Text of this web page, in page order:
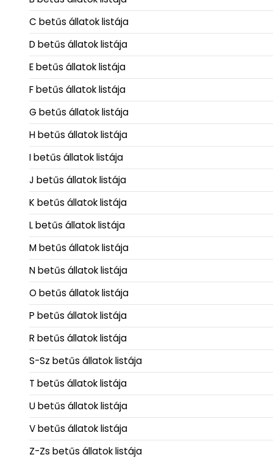
C betűs állatok listája
D betűs állatok listája
E betűs állatok listája
F betűs állatok listája
G betűs állatok listája
H betűs állatok listája
I betűs állatok listája
J betűs állatok listája
K betűs állatok listája
L betűs állatok listája
M betűs állatok listája
N betűs állatok listája
O betűs állatok listája
P betűs állatok listája
R betűs állatok listája
S-Sz betűs állatok listája
T betűs állatok listája
U betűs állatok listája
V betűs állatok listája
Z-Zs betűs állatok listája